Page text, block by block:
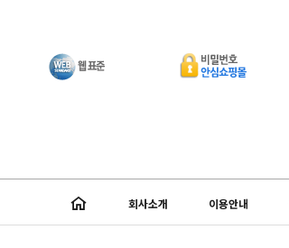
회사소개 이용안내